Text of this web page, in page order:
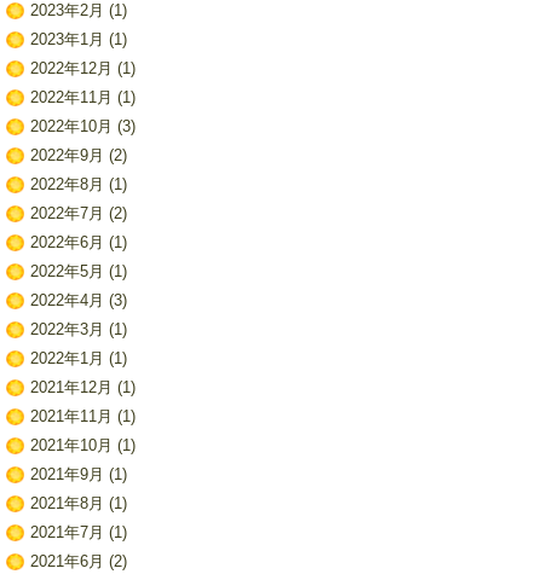
2023年2月 (1)
2023年1月 (1)
2022年12月 (1)
2022年11月 (1)
2022年10月 (3)
2022年9月 (2)
2022年8月 (1)
2022年7月 (2)
2022年6月 (1)
2022年5月 (1)
2022年4月 (3)
2022年3月 (1)
2022年1月 (1)
2021年12月 (1)
2021年11月 (1)
2021年10月 (1)
2021年9月 (1)
2021年8月 (1)
2021年7月 (1)
2021年6月 (2)